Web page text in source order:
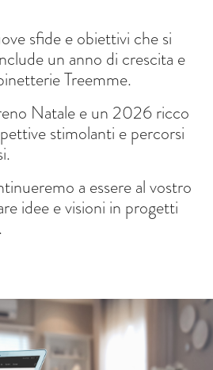
sfide e obiettivi che si
un anno di crescita e
Treemme.
Natale e un 2026 ricco
stimolanti e percorsi
a essere al vostro
idee e visioni in progetti